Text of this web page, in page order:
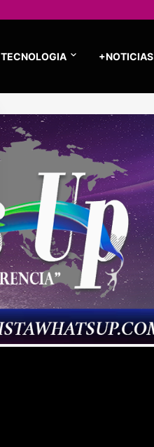
TECNOLOGIA +NOTICIAS